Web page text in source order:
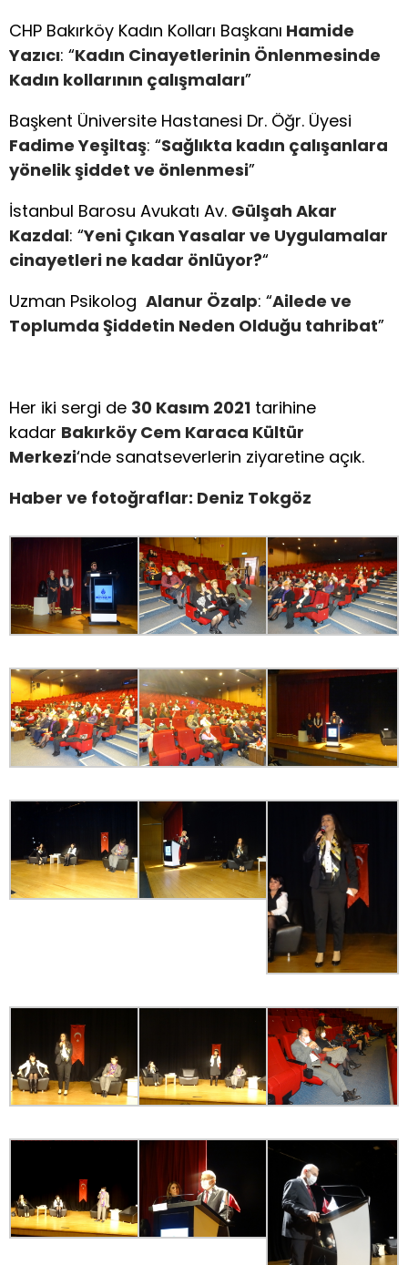
CHP Bakırköy Kadın Kolları Başkanı Hamide
Yazıcı: “Kadın Cinayetlerinin Önlenmesinde
Kadın kollarının çalışmaları”
Başkent Üniversite Hastanesi Dr. Öğr. Üyesi
Fadime Yeşiltaş: “Sağlıkta kadın çalışanlara
yönelik şiddet ve önlenmesi”
İstanbul Barosu Avukatı Av. Gülşah Akar
Kazdal: “Yeni Çıkan Yasalar ve Uygulamalar
cinayetleri ne kadar önlüyor?“
Uzman Psikolog Alanur Özalp: “Ailede ve
Toplumda Şiddetin Neden Olduğu tahribat”
Her iki sergi de 30 Kasım 2021 tarihine
kadar Bakırköy Cem Karaca Kültür
Merkezi‘nde sanatseverlerin ziyaretine açık.
Haber ve fotoğraflar: Deniz Tokgöz